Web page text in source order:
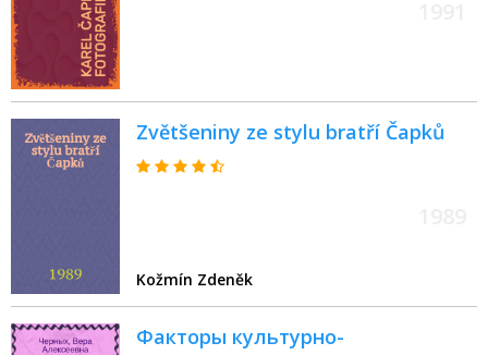
Zvětšeniny ze stylu bratří Čapků
Kožmín Zdeněk
Факторы культурно-